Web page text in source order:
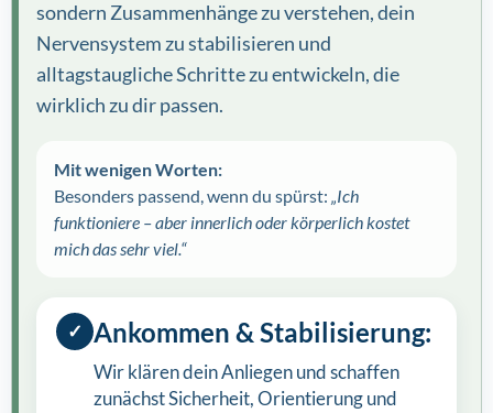
sondern Zusammenhänge zu verstehen, dein
Nervensystem zu stabilisieren und
alltagstaugliche Schritte zu entwickeln, die
wirklich zu dir passen.
Mit wenigen Worten:
Besonders passend, wenn du spürst: „Ich
funktioniere – aber innerlich oder körperlich kostet
mich das sehr viel.“
✓ Ankommen & Stabilisierung:
Wir klären dein Anliegen und schaffen
zunächst Sicherheit, Orientierung und